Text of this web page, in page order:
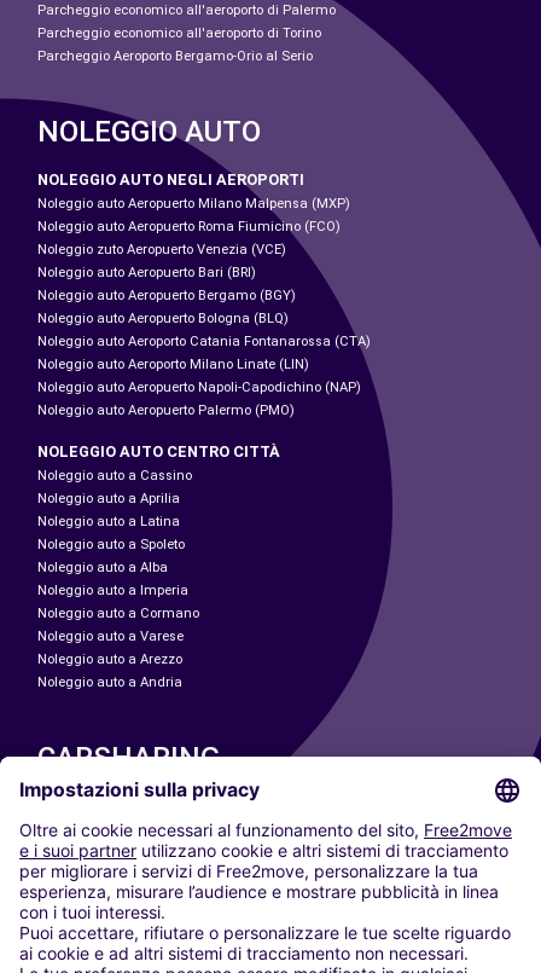
Parcheggio economico all'aeroporto di Palermo
Parcheggio economico all'aeroporto di Torino
Parcheggio Aeroporto Bergamo-Orio al Serio
NOLEGGIO AUTO
NOLEGGIO AUTO NEGLI AEROPORTI
Noleggio auto Aeropuerto Milano Malpensa (MXP)
Noleggio auto Aeropuerto Roma Fiumicino (FCO)
Noleggio zuto Aeropuerto Venezia (VCE)
Noleggio auto Aeropuerto Bari (BRI)
Noleggio auto Aeropuerto Bergamo (BGY)
Noleggio auto Aeropuerto Bologna (BLQ)
Noleggio auto Aeroporto Catania Fontanarossa (CTA)
Noleggio auto Aeroporto Milano Linate (LIN)
Noleggio auto Aeropuerto Napoli-Capodichino (NAP)
Noleggio auto Aeropuerto Palermo (PMO)
NOLEGGIO AUTO CENTRO CITTÀ
Noleggio auto a Cassino
Noleggio auto a Aprilia
Noleggio auto a Latina
Noleggio auto a Spoleto
Noleggio auto a Alba
Noleggio auto a Imperia
Noleggio auto a Cormano
Noleggio auto a Varese
Noleggio auto a Arezzo
Noleggio auto a Andria
CARSHARING
LE NOSTRE CITTÀ
Paris
Madrid
Washington DC
Milano
Roma
Torino
Vienna